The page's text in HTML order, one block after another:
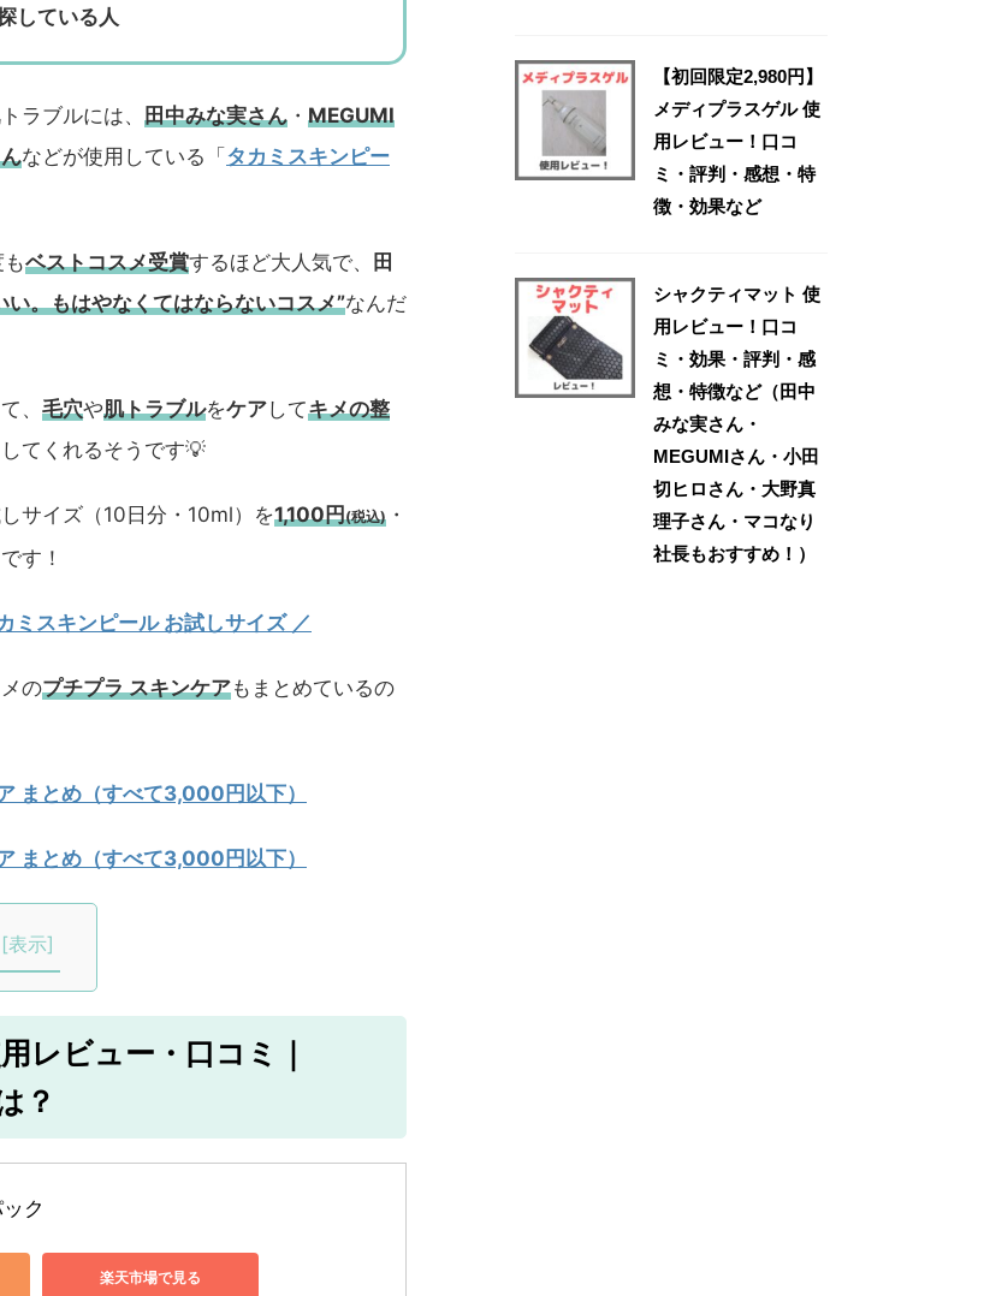
している人
ラブルには、 田中みな実さん ・ MEGUMI
などが使用している「 タカミスキンピー
ベストコスメ受賞するほど大人気で、
田
い。もはやなくてはならないコスメ”なんだ
、 毛穴や肌トラブルをケアしてキメの整
してくれるそうです💡
サイズ（10日分・10ml）を1,100円(税込) ・
す！
ミスキンピール お試しサイズ／
のプチプラ スキンケアもまとめているの
まとめ（すべて3,000円以下）
まとめ（すべて3,000円以下）
[表示]
レビュー・口コミ｜
？
ク
楽天市場で見る
【初回限定2,980円】
メディプラスゲル 使
用レビュー！口コ
ミ・評判・感想・特
徴・効果など
シャクティマット 使
用レビュー！口コ
ミ・効果・評判・感
想・特徴など（田中
みな実さん・
MEGUMIさん・小田
切ヒロさん・大野真
理子さん・マコなり
社長もおすすめ！）